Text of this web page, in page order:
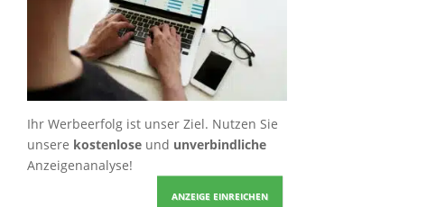
Ihr Werbeerfolg ist unser Ziel. Nutzen Sie
unsere kostenloseund unverbindliche
Anzeigenanalyse!
ANZEIGE EINREICHEN